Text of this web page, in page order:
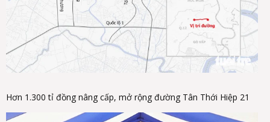
Hơn 1.300 tỉ đồng nâng cấp, mở rộng đường Tân Thới Hiệp 21